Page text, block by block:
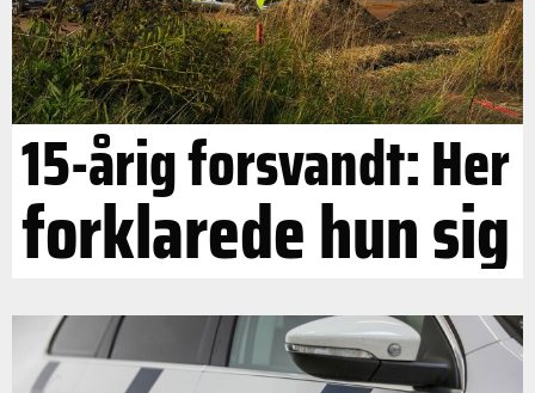
15-årig forsvandt: Her
forklarede hun sig